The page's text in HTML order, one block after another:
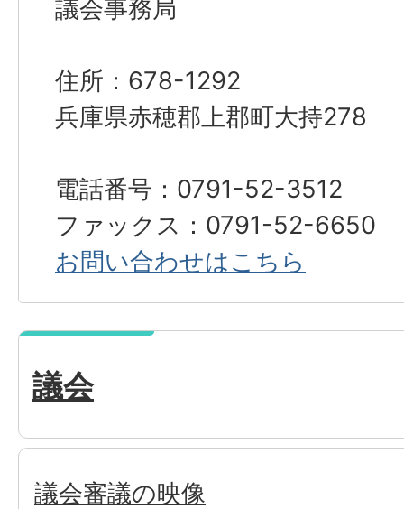
議会事務局
住所：678-1292
兵庫県赤穂郡上郡町大持278
電話番号：0791-52-3512
ファックス：0791-52-6650
お問い合わせはこちら
議会
議会審議の映像